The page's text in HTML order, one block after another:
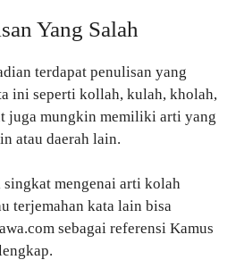
Yang Salah
terdapat penulisan yang
ini seperti kollah, kulah, kholah,
juga mungkin memiliki arti yang
atau daerah lain.
mengenai arti kolah
terjemahan kata lain bisa
sebagai referensi Kamus